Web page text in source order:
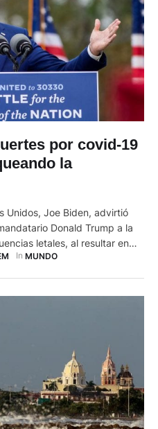
por covid-19
la
Unidos, Joe Biden, advirtió
Donald Trump a la
letales, al resultar en
equipos no se coordinan
In MUNDO